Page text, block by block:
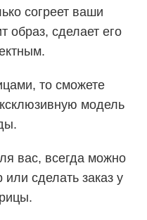
согреет ваши
образ, сделает его
то сможете
модель
вас, всегда можно
или сделать заказ у